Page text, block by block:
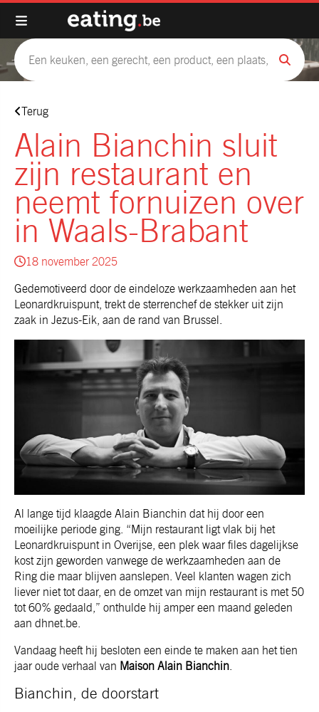
Terug
Alain Bianchin sluit
zijn restaurant en
neemt fornuizen over
in Waals-Brabant
18 november 2025
Gedemotiveerd door de eindeloze werkzaamheden aan het
Leonardkruispunt, trekt de sterrenchef de stekker uit zijn
zaak in Jezus-Eik, aan de rand van Brussel.
Al lange tijd klaagde Alain Bianchin dat hij door een
moeilijke periode ging. “Mijn restaurant ligt vlak bij het
Leonardkruispunt in Overijse, een plek waar files dagelijkse
kost zijn geworden vanwege de werkzaamheden aan de
Ring die maar blijven aanslepen. Veel klanten wagen zich
liever niet tot daar, en de omzet van mijn restaurant is met 50
tot 60% gedaald,” onthulde hij amper een maand geleden
aan dhnet.be
Vandaag heeft hij besloten een einde te maken aan het tien
jaar oude verhaal van Maison Alain Bianchin
Bianchin, de doorstart